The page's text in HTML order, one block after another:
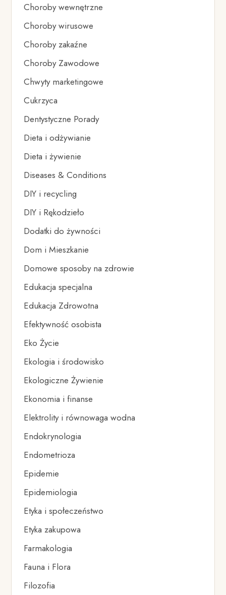
Choroby wewnętrzne
Choroby wirusowe
Choroby zakaźne
Choroby Zawodowe
Chwyty marketingowe
Cukrzyca
Dentystyczne Porady
Dieta i odżywianie
Dieta i żywienie
Diseases & Conditions
DIY i recycling
DIY i Rękodzieło
Dodatki do żywności
Dom i Mieszkanie
Domowe sposoby na zdrowie
Edukacja specjalna
Edukacja Zdrowotna
Efektywność osobista
Eko Życie
Ekologia i środowisko
Ekologiczne Żywienie
Ekonomia i finanse
Elektrolity i równowaga wodna
Endokrynologia
Endometrioza
Epidemie
Epidemiologia
Etyka i społeczeństwo
Etyka zakupowa
Farmakologia
Fauna i Flora
Filozofia